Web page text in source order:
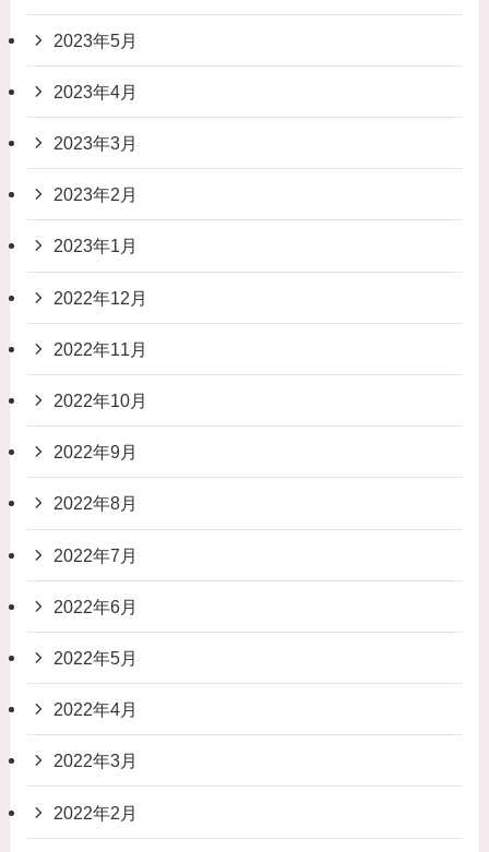
2023年5月
2023年4月
2023年3月
2023年2月
2023年1月
2022年12月
2022年11月
2022年10月
2022年9月
2022年8月
2022年7月
2022年6月
2022年5月
2022年4月
2022年3月
2022年2月